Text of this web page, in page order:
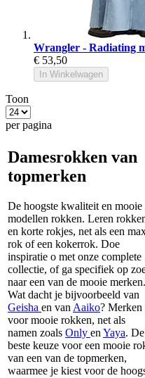
Wrangler - Radiating
€ 53,50
In Winkelwagen
Toon
per pagina
Damesrokken van
topmerken
De hoogste kwaliteit en mooie
modellen rokken. Leren
en korte rokjes, net als een
rok of een kokerrok. Doe
inspiratie o met onze complete
collectie, of ga specifiek op
naar een van de mooie merken.
Wat dacht je bijvoorbeeld van
Geisha en van Aaiko? Merken
voor mooie rokken, net als
namen zoals Only en Yaya. De
beste keuze voor een mooie
van een van de topmerken,
waarmee je kiest voor de